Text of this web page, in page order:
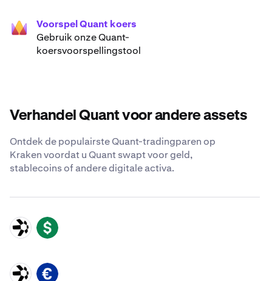
Voorspel Quant koers
Gebruik onze Quant-
koersvoorspellingstool
Verhandel Quant voor andere assets
Ontdek de populairste Quant-tradingparen op
Kraken voordat u Quant swapt voor geld,
stablecoins of andere digitale activa.
QNT USD
QNT EUR